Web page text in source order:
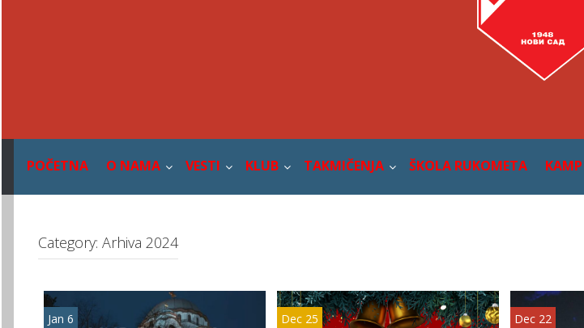
POČETNA O NAMA VESTI KLUB TAKMIČENJA ŠKOLA RUKOMETA KAMP
Category: Arhiva 2024
Jan 6 Dec 25 Dec 22